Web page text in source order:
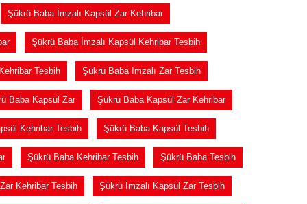
Şükrü Baba İmzalı Kapsül Zar Kehribar
Şükrü Baba İmzalı Kapsül Kehribar Tesbih
Tesbih Şükrü Baba İmzalı Zar Tesbih
Baba Kapsül Zar Şükrü Baba Kapsül Zar Kehribar
Kehribar Tesbih Şükrü Baba Kapsül Tesbih
Şükrü Baba Kehribar Tesbih Şükrü Baba Tesbih
Kehribar Tesbih Şükrü İmzalı Kapsül Zar Tesbih